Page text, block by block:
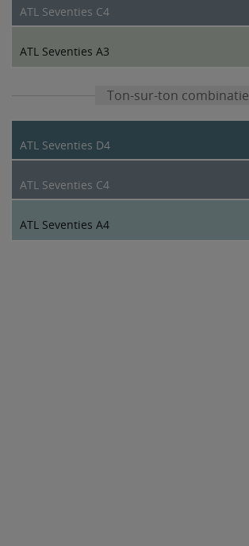
ATL Seventies C4
ATL Seventies A3
Ton-sur-ton combinatie
ATL Seventies D4
ATL Seventies C4
ATL Seventies A4